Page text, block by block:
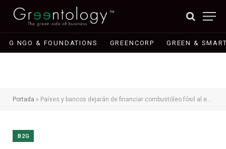
G NGO & FOUNDATIONS GREENCORP GREEN &
Portada » Países y bancos dejarán de financiar combustóleo fósil al extranjero en 2022
B2G